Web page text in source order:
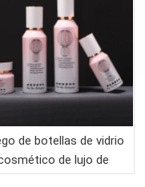
de botellas de vidrio
de lujo de
diseño para envases